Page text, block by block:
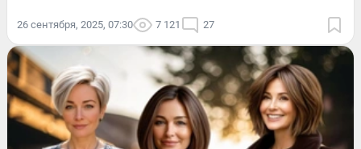
26 сентября, 2025, 07:30 7 121 27